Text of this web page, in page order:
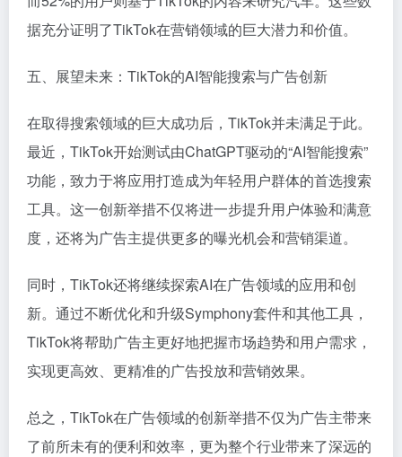
据充分证明了TikTok在营销领域的巨大潜力和价值。
五、展望未来：TikTok的AI智能搜索与广告创新
在取得搜索领域的巨大成功后，TikTok并未满足于此。
最近，TikTok开始测试由ChatGPT驱动的“AI智能搜索”
功能，致力于将应用打造成为年轻用户群体的首选搜索
工具。这一创新举措不仅将进一步提升用户体验和满意
度，还将为广告主提供更多的曝光机会和营销渠道。
同时，TikTok还将继续探索AI在广告领域的应用和创
新。通过不断优化和升级Symphony套件和其他工具，
TikTok将帮助广告主更好地把握市场趋势和用户需求，
实现更高效、更精准的广告投放和营销效果。
总之，TikTok在广告领域的创新举措不仅为广告主带来
了前所未有的便利和效率，更为整个行业带来了深远的